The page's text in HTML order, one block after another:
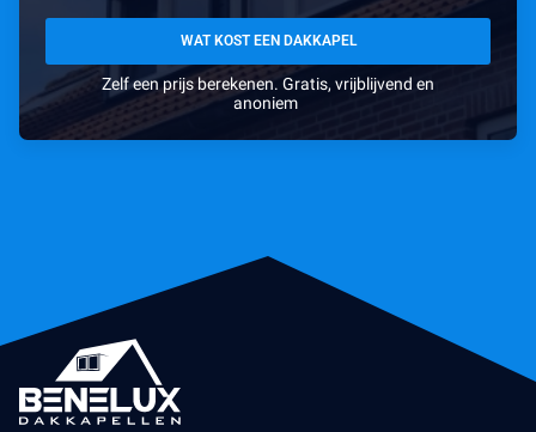
WAT KOST EEN DAKKAPEL
Zelf een prijs berekenen. Gratis, vrijblijvend en
anoniem